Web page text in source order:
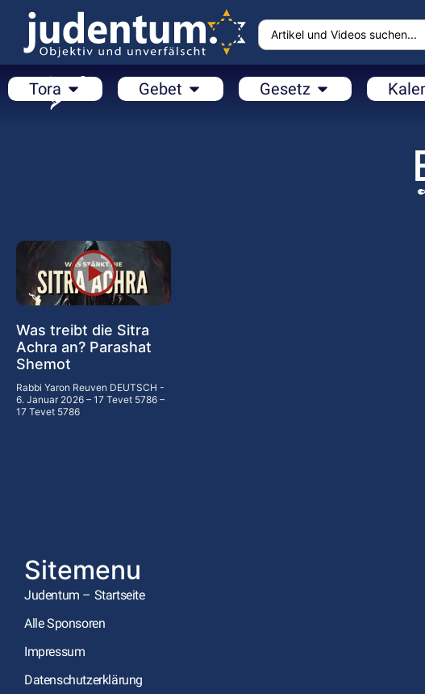
Tora Gebet Gesetz
Was treibt die Sitra
Achra an? Parashat
Shemot
Rabbi Yaron Reuven DEUTSCH
6. Januar 2026 – 17 Tevet 5786 –
17 Tevet 5786
Sitemenu
Judentum – Startseite
Alle Sponsoren
Impressum
Datenschutzerklärung